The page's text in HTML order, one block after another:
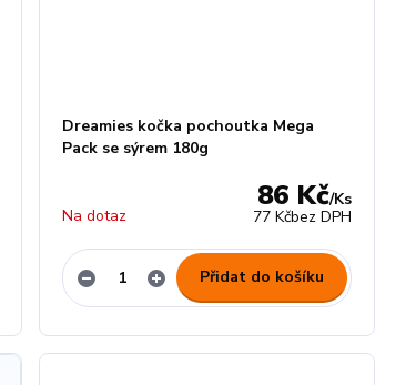
Dreamies kočka pochoutka Mega
Pack se sýrem 180g
86 Kč/Ks
77 Kčbez DPH
Na dotaz
Přidat do košíku